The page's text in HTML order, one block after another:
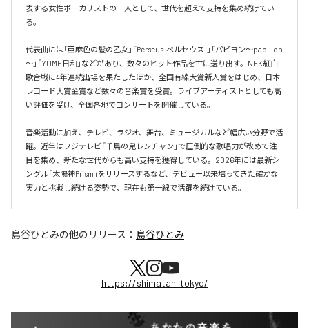
表する女性ボーカリストの一人として、世代を超えて支持を集め続けてい
る。
代表曲には「亜麻色の髪の乙女」「Perseus-ペルセウス-」「パピヨン～papillon
～」「YUME日和」などがあり、数々のヒット作品を世に送り出す。NHK紅白
歌合戦に4年連続出場を果たしたほか、全国有線大賞新人賞をはじめ、日本
レコード大賞金賞など数々の音楽賞を受賞。ライブアーティストとしても高
い評価を受け、全国各地でコンサートを開催している。
音楽活動に加え、テレビ、ラジオ、舞台、ミュージカルなど幅広い分野で活
躍。近年はフジテレビ「千鳥の鬼レンチャン」で圧倒的な歌唱力が改めて注
目を集め、新たな世代からも高い支持を獲得している。2026年には最新シ
ングル「太陽神Prism」をリリースするなど、デビュー以来培ってきた確かな
実力と挑戦し続ける姿勢で、現在も第一線で活躍を続けている。
島谷ひとみの他のリリース： 島谷ひとみ
https://shimatani.tokyo/